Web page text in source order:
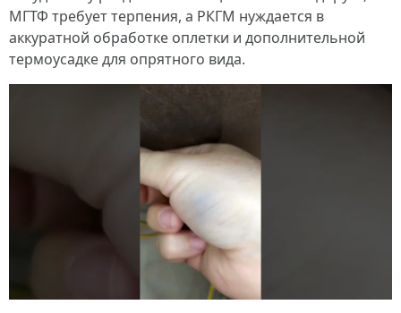
МГТФ требует терпения, а РКГМ нуждается в
аккуратной обработке оплетки и дополнительной
термоусадке для опрятного вида.